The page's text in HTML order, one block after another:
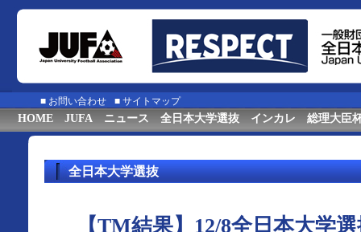
■ お問い合わせ ■ サイトマップ
HOME JUFA ニュース 全日本大学選抜 インカレ 総理大臣
全日本大学選抜
【TM結果】12/8全日本大学